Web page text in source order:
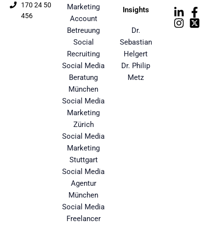
170 24 50
456
Marketing
Account
Betreuung
Social
Recruiting
Social Media
Beratung
München
Social Media
Marketing
Zürich
Social Media
Marketing
Stuttgart
Social Media
Agentur
München
Social Media
Freelancer
Insights
Dr.
Sebastian
Helgert
Dr. Philip
Metz